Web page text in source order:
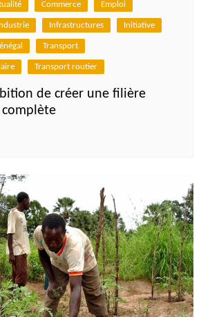
Commerce Emploi
Infrastructures Initiative
Transport
Transport routier
de créer une filière